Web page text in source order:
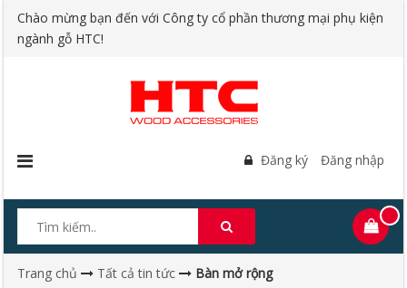
Chào mừng bạn đến với Công ty cổ phần thương mại phụ kiện
ngành gỗ HTC!
Đăng ký Đăng nhập
Trang chủ Tất cả tin tức Bàn mở rộng